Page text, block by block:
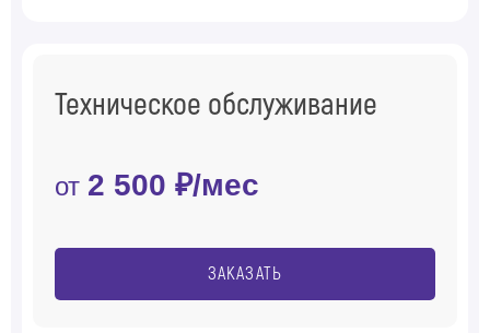
Техническое обслуживание
от 2 500 ₽/мес
ЗАКАЗАТЬ